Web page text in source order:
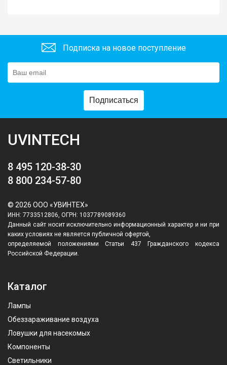
Подписка на новое поступление
Подписаться
UVINTECH
8 495 120-38-30
8 800 234-57-80
© 2026 ООО «УВИНТЕХ»
ИНН: 7733512806, ОГРН: 1037789089360
Данный сайт носит исключительно информационный характер и ни при
каких условиях не является публичной офертой,
определяемой положениями Статьи 437 Гражданского кодекса
Российской Федерации.
Каталог
Лампы
Обеззараживание воздуха
Ловушки для насекомых
Компоненты
Светильники